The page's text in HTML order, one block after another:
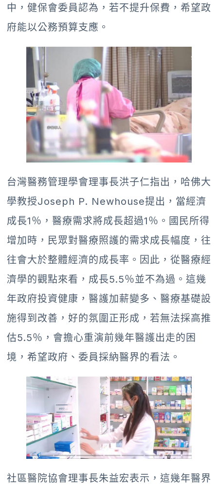
中，健保會委員認為，若不提升保費，希望政
府能以公務預算支應。
台灣醫務管理學會理事長洪子仁指出，哈佛大
學教授Joseph P. Newhouse提出，當經濟
成長1％，醫療需求將成長超過1％。國民所得
增加時，民眾對醫療照護的需求成長幅度，往
往會大於整體經濟的成長率。因此，從醫療經
濟學的觀點來看，成長5.5％並不為過。這幾
年政府投資健康，醫護加薪變多、醫療基礎設
施得到改善，好的氛圍正形成，若無法採高推
估5.5％，會擔心重演前幾年醫護出走的困
境，希望政府、委員採納醫界的看法。
社區醫院協會理事長朱益宏表示，這幾年醫界